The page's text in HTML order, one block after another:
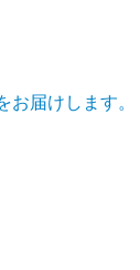
届けします。